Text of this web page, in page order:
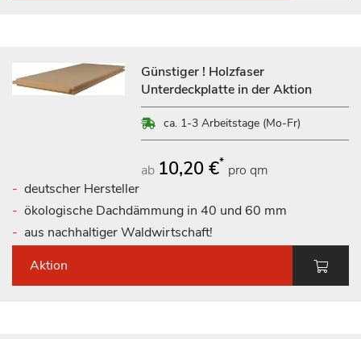
Günstiger ! Holzfaser
Unterdeckplatte in der Aktion
ca. 1-3 Arbeitstage (Mo-Fr)
ab 10,20 €* pro qm
deutscher Hersteller
ökologische Dachdämmung in 40 und 60 mm
aus nachhaltiger Waldwirtschaft!
Aktion